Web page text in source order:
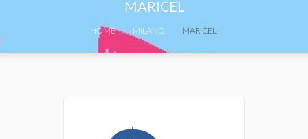
MARICEL
HOME MILANO MARICEL